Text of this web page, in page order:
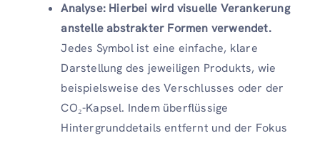
Analyse: Hierbei wird visuelle Verankerung
anstelle abstrakter Formen verwendet.
Jedes Symbol ist eine einfache, klare
Darstellung des jeweiligen Produkts, wie
beispielsweise des Verschlusses oder der
CO₂-Kapsel. Indem überflüssige
Hintergrunddetails entfernt und der Fokus